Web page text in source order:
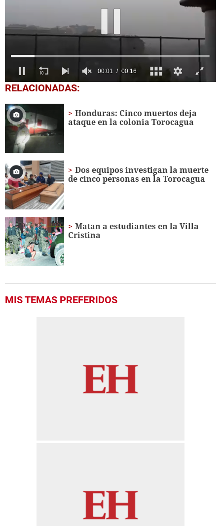
0
seconds
15
seconds
RELACIONADAS:
Honduras: Cinco muertos deja
ataque en la colonia Torocagua
Dos equipos investigan la muerte
de cinco personas en la Torocagua
Matan a estudiantes en la Villa
Cristina
MIS TEMAS PREFERIDOS